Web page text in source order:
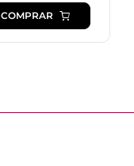
COMPRAR